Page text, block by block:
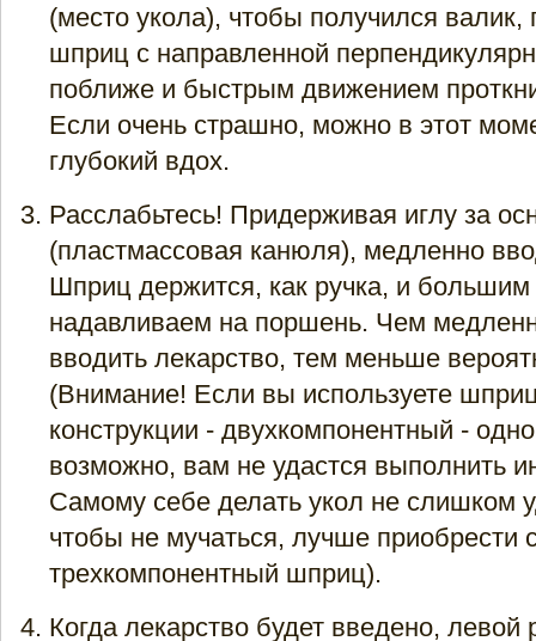
(место укола), чтобы получился валик,
шприц с направленной
поближе и быстрым движением
Если очень страшно, можно в этот
глубокий вдох.
Расслабьтесь! Придерживая иглу за
(пластмассовая канюля), медленно
Шприц держится, как ручка, и
надавливаем на поршень. Чем
вводить лекарство, тем меньше
(Внимание! Если вы используете
конструкции - двухкомпонентный -
возможно, вам не удастся выполнить
Cамому себе делать укол не слишком
чтобы не мучаться, лучше приобрести
трехкомпонентный шприц).
Когда лекарство будет введено, левой